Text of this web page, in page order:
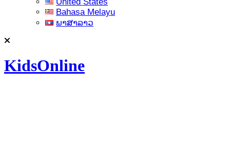
Bahasa Melayu
ພາສາລາວ
KidsOnline